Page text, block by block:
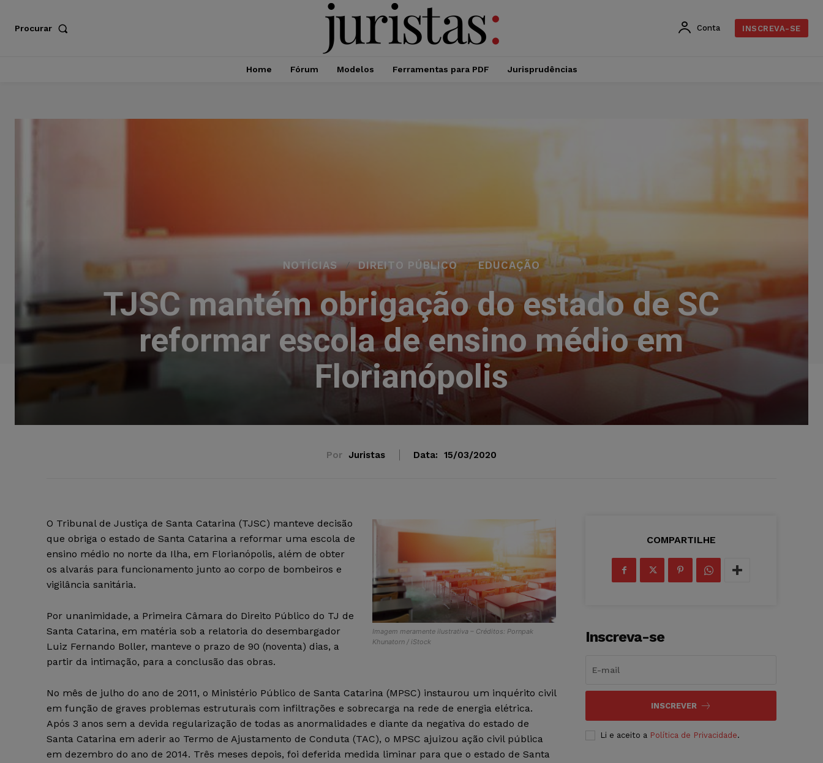
Procurar Conta INSCREVA-SE
Home Fórum Modelos Ferramentas para PDF Jurisprudências
NOTÍCIAS DIREITO PÚBLICO EDUCAÇÃO
TJSC mantém obrigação do estado de SC
reformar escola de ensino médio em
Florianópolis
Por Juristas Data: 15/03/2020
Imagem meramente ilustrativa – Créditos: Pornpak
Khunatorn / iStock
O Tribunal de Justiça de Santa Catarina (TJSC) manteve decisão
que obriga o estado de Santa Catarina a reformar uma escola de
ensino médio no norte da Ilha, em Florianópolis, além de obter
os alvarás para funcionamento junto ao corpo de bombeiros e
vigilância sanitária.
Por unanimidade, a Primeira Câmara do Direito Público do TJ de
Santa Catarina, em matéria sob a relatoria do desembargador
Luiz Fernando Boller, manteve o prazo de 90 (noventa) dias, a
partir da intimação, para a conclusão das obras.
No mês de julho do ano de 2011, o Ministério Público de Santa Catarina (MPSC) instaurou um inquérito civil
em função de graves problemas estruturais com infiltrações e sobrecarga na rede de energia elétrica.
Após 3 anos sem a devida regularização de todas as anormalidades e diante da negativa do estado de
Santa Catarina em aderir ao Termo de Ajustamento de Conduta (TAC), o MPSC ajuizou ação civil pública
em dezembro do ano de 2014. Três meses depois, foi deferida medida liminar para que o estado de Santa
COMPARTILHE
Inscreva-se
INSCREVER
Li e aceito a Política de Privacidade.